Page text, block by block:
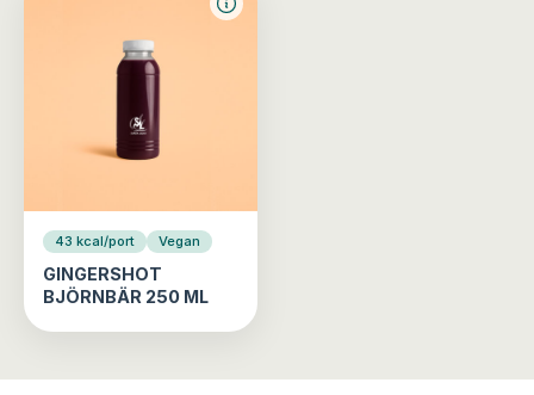
43 kcal/port Vegan
GINGERSHOT
BJÖRNBÄR 250 ML